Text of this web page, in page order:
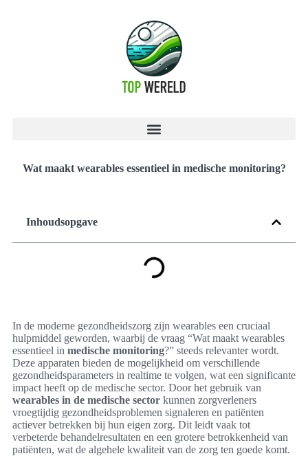
Wat maakt wearables essentieel in medische monitoring?
Inhoudsopgave
In de moderne gezondheidszorg zijn wearables een cruciaal
hulpmiddel geworden, waarbij de vraag “Wat maakt wearables
essentieel in medische monitoring?” steeds relevanter wordt.
Deze apparaten bieden de mogelijkheid om verschillende
gezondheidsparameters in realtime te volgen, wat een significante
impact heeft op de medische sector. Door het gebruik van
wearables in de medische sector kunnen zorgverleners
vroegtijdig gezondheidsproblemen signaleren en patiënten
actiever betrekken bij hun eigen zorg. Dit leidt vaak tot
verbeterde behandelresultaten en een grotere betrokkenheid van
patiënten, wat de algehele kwaliteit van de zorg ten goede komt.